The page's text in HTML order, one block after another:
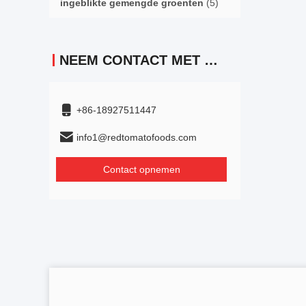
ingeblikte gemengde groenten (5)
NEEM CONTACT MET ONS OP
+86-18927511447
info1@redtomatofoods.com
Contact opnemen